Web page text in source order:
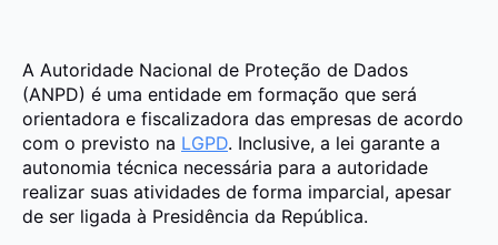
A Autoridade Nacional de Proteção de Dados
(ANPD) é uma entidade em formação que será
orientadora e fiscalizadora das empresas de acordo
com o previsto na LGPD. Inclusive, a lei garante a
autonomia técnica necessária para a autoridade
realizar suas atividades de forma imparcial, apesar
de ser ligada à Presidência da República.